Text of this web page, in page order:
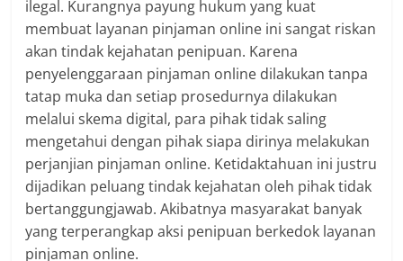
ilegal. Kurangnya payung hukum yang kuat
membuat layanan pinjaman online ini sangat riskan
akan tindak kejahatan penipuan. Karena
penyelenggaraan pinjaman online dilakukan tanpa
tatap muka dan setiap prosedurnya dilakukan
melalui skema digital, para pihak tidak saling
mengetahui dengan pihak siapa dirinya melakukan
perjanjian pinjaman online. Ketidaktahuan ini justru
dijadikan peluang tindak kejahatan oleh pihak tidak
bertanggungjawab. Akibatnya masyarakat banyak
yang terperangkap aksi penipuan berkedok layanan
pinjaman online.